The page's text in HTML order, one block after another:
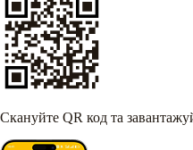
Скануйте QR код та